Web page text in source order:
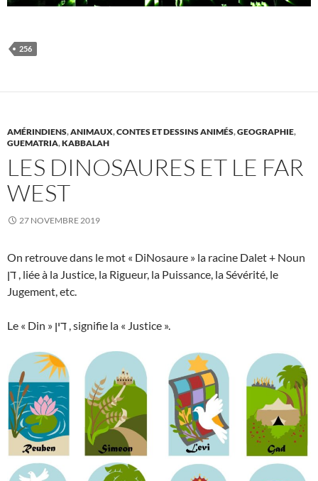
256
AMÉRINDIENS,ANIMAUX,CONTES ET DESSINS ANIMÉS,GEOGRAPHIE,
GUEMATRIA,KABBALAH
LES DINOSAURES ET LE FAR
WEST
27 NOVEMBRE 2019
On retrouve dans le mot « DiNosaure » la racine Dalet + Noun
דן , liée à la Justice, la Rigueur, la Puissance, la Sévérité, le
Jugement, etc.
Le « Din » דין , signifie la « Justice ».